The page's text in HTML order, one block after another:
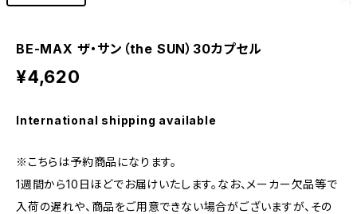
BE-MAX ザ・サン（the SUN）30カプセル
¥4,620
International shipping available
※こちらは予約商品になります。
1週間から10日ほどでお届けいたします。なお、メーカー欠品等で
入荷の遅れや、商品をご用意できない場合がございますが、その